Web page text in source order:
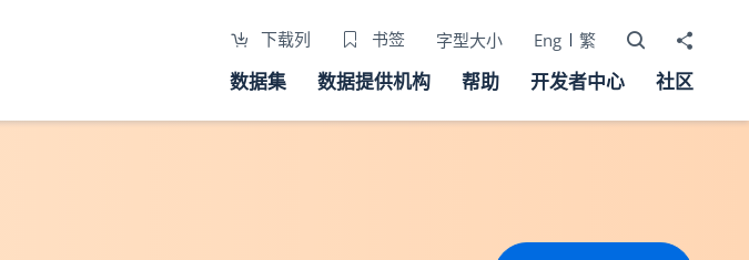
下载列 书签 字型大小 Eng 繁 打开搜寻器
分享至
数据集 数据提供机构 帮助 开发者中心 社区